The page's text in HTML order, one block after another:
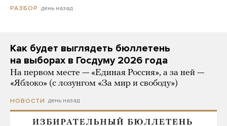
РАЗБОР день назад
Как будет выглядеть бюллетень
на выборах в Госдуму 2026 года
На первом месте — «Единая Россия», а за ней —
«Яблоко» (с лозунгом «За мир и свободу»)
НОВОСТИ день назад